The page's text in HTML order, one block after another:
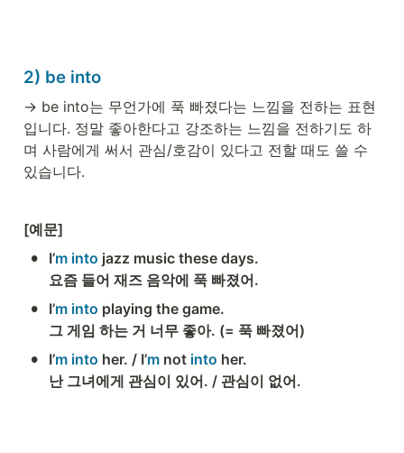
2) be into
→ be into는 무언가에 푹 빠졌다는 느낌을 전하는 표현
입니다. 정말 좋아한다고 강조하는 느낌을 전하기도 하
며 사람에게 써서 관심/호감이 있다고 전할 때도 쓸 수
있습니다.
[예문]
• I’m into jazz music these days.
요즘 들어 재즈 음악에 푹 빠졌어.
• I’m into playing the game.
그 게임 하는 거 너무 좋아. (= 푹 빠졌어)
• I’m into her. / I’m not into her.
난 그녀에게 관심이 있어. / 관심이 없어.